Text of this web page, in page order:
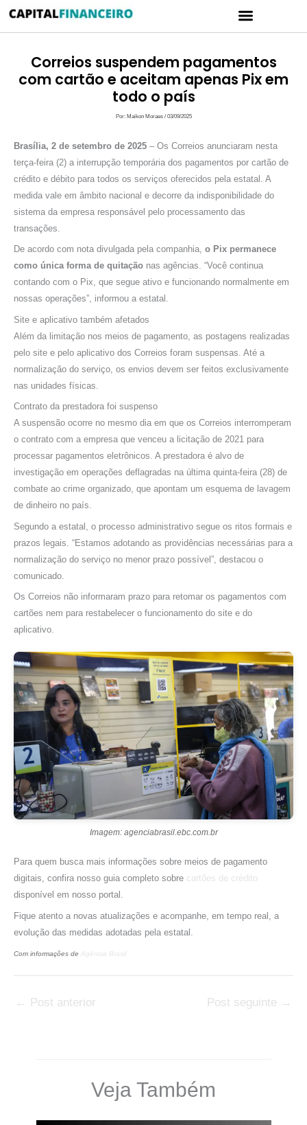
conteúdo
Menu
Correios suspendem pagamentos
com cartão e aceitam apenas Pix em
todo o país
Por: Maikon Moraes / 03/09/2025
Brasília, 2 de setembro de 2025 – Os Correios anunciaram nesta
terça-feira (2) a interrupção temporária dos pagamentos por cartão de
crédito e débito para todos os serviços oferecidos pela estatal. A
medida vale em âmbito nacional e decorre da indisponibilidade do
sistema da empresa responsável pelo processamento das
transações.
De acordo com nota divulgada pela companhia, o Pix permanece
como única forma de quitação nas agências. “Você continua
contando com o Pix, que segue ativo e funcionando normalmente em
nossas operações”, informou a estatal.
Site e aplicativo também afetados
Além da limitação nos meios de pagamento, as postagens realizadas
pelo site e pelo aplicativo dos Correios foram suspensas. Até a
normalização do serviço, os envios devem ser feitos exclusivamente
nas unidades físicas.
Contrato da prestadora foi suspenso
A suspensão ocorre no mesmo dia em que os Correios interromperam
o contrato com a empresa que venceu a licitação de 2021 para
processar pagamentos eletrônicos. A prestadora é alvo de
investigação em operações deflagradas na última quinta-feira (28) de
combate ao crime organizado, que apontam um esquema de lavagem
de dinheiro no país.
Segundo a estatal, o processo administrativo segue os ritos formais e
prazos legais. “Estamos adotando as providências necessárias para a
normalização do serviço no menor prazo possível”, destacou o
comunicado.
Os Correios não informaram prazo para retomar os pagamentos com
cartões nem para restabelecer o funcionamento do site e do
aplicativo.
Imagem: agenciabrasil.ebc.com.br
Para quem busca mais informações sobre meios de pagamento
digitais, confira nosso guia completo sobre cartões de crédito
disponível em nosso portal.
Fique atento a novas atualizações e acompanhe, em tempo real, a
evolução das medidas adotadas pela estatal.
Com informações de Agência Brasil
← Post anterior Post seguinte →
Veja Também